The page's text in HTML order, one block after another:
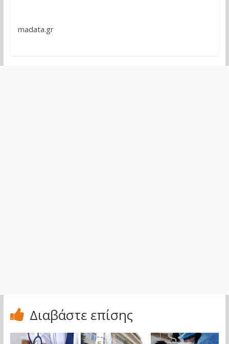
madata.gr
Διαβάστε επίσης